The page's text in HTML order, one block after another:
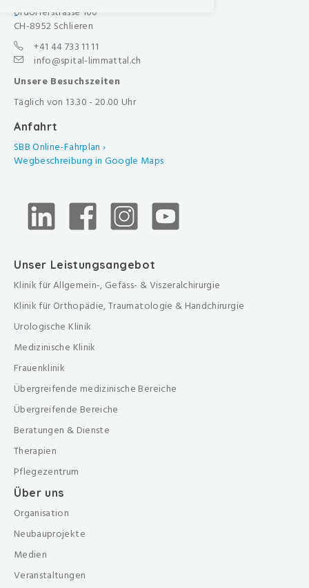
Urdorferstrasse 100
CH-8952 Schlieren
+41 44 733 11 11
info@spital-limmattal.ch
Unsere Besuchszeiten
Täglich von 13.30 - 20.00 Uhr
Anfahrt
SBB Online-Fahrplan ›
Wegbeschreibung in Google Maps
Unser Leistungsangebot
Klinik für Allgemein-, Gefäss- & Viszeralchirurgie
Klinik für Orthopädie, Traumatologie & Handchirurgie
Urologische Klinik
Medizinische Klinik
Frauenklinik
Übergreifende medizinische Bereiche
Übergreifende Bereiche
Beratungen & Dienste
Therapien
Pflegezentrum
Über uns
Organisation
Neubauprojekte
Medien
Veranstaltungen
-